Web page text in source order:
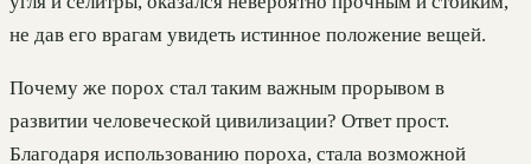
не дав его врагам увидеть истинное положение вещей.
Почему же порох стал таким важным прорывом в
развитии человеческой цивилизации? Ответ прост.
Благодаря использованию пороха, стала возможной